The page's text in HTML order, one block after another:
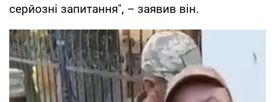
серйозні запитання", – заявив він.